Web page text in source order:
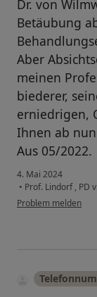
Dr. von
Betäubung
Aber
meinen
biederer,
erniedrigen,
Ihnen ab
Aus 05/2022.
4. Mai 2024
• Prof. Lindorf , PD
Problem melden